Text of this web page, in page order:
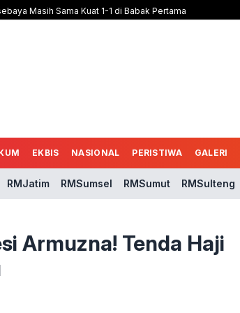
Masih Sama Kuat 1-1 di Babak Pertama
EKBIS NASIONAL PERISTIWA GALERI
RMJatim RMSumsel RMSumut RMSulteng
Armuzna! Tenda Haji